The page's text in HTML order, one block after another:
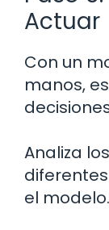
Actuar
Con un
manos,
Analiza
el modelo.